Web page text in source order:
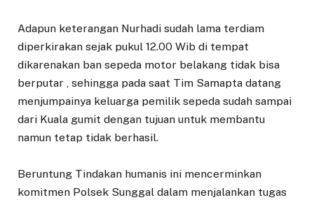
‎Adapun keterangan Nurhadi sudah lama terdiam
diperkirakan sejak pukul 12.00 Wib di tempat
dikarenakan ban sepeda motor belakang tidak bisa
berputar , sehingga pada saat Tim Samapta datang
menjumpainya keluarga pemilik sepeda sudah sampai
dari Kuala gumit dengan tujuan untuk membantu
namun tetap tidak berhasil.
‎Beruntung Tindakan humanis ini mencerminkan
komitmen Polsek Sunggal dalam menjalankan tugas